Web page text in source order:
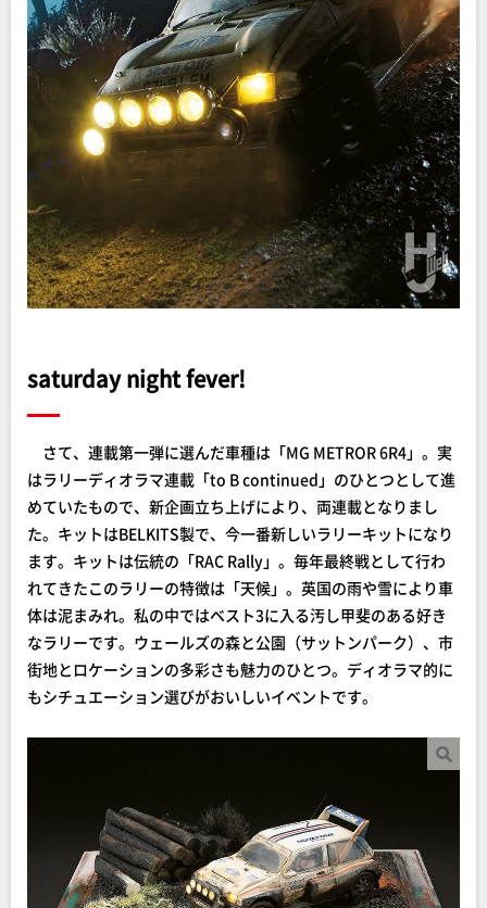
saturday night fever!
さて、連載第一弾に選んだ車種は「MG METROR 6R4」。実
はラリーディオラマ連載「to B continued」のひとつとして進
めていたもので、新企画立ち上げにより、両連載となりまし
た。キットはBELKITS製で、今一番新しいラリーキットになり
ます。キットは伝統の「RAC Rally」。毎年最終戦として行わ
れてきたこのラリーの特徴は「天候」。英国の雨や雪により車
体は泥まみれ。私の中ではベスト3に入る汚し甲斐のある好き
なラリーです。ウェールズの森と公園（サットンパーク）、市
街地とロケーションの多彩さも魅力のひとつ。ディオラマ的に
もシチュエーション選びがおいしいイベントです。